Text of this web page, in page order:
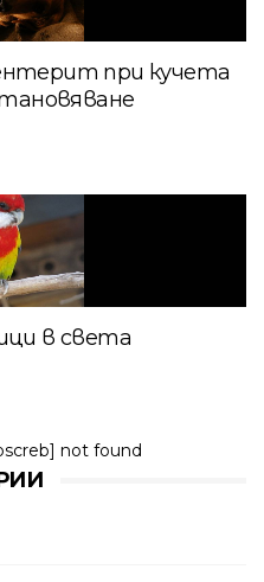
при кучета
в света
not found